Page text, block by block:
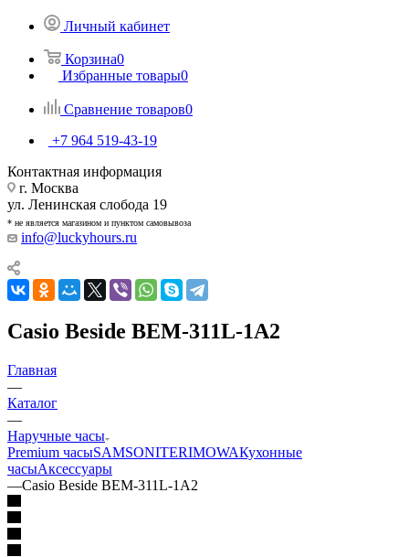
Личный кабинет
Корзина0
Избранные товары0
Сравнение товаров0
+7 964 519-43-19
Контактная информация
г. Москва
ул. Ленинская слобода 19
* не является магазином и пунктом самовывоза
info@luckyhours.ru
Casio Beside BEM-311L-1A2
Главная
—
Каталог
—
Наручные часы
Premium часыSAMSONITERIMOWAКухонные
часыАксессуары
—Casio Beside BEM-311L-1A2